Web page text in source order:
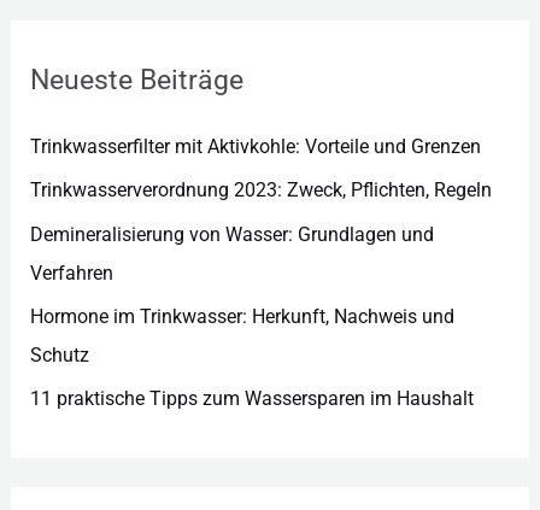
Neueste Beiträge
Trinkwasserfilter mit Aktivkohle: Vorteile und Grenzen
Trinkwasserverordnung 2023: Zweck, Pflichten, Regeln
Demineralisierung von Wasser: Grundlagen und
Verfahren
Hormone im Trinkwasser: Herkunft, Nachweis und
Schutz
11 praktische Tipps zum Wassersparen im Haushalt
r
e
n